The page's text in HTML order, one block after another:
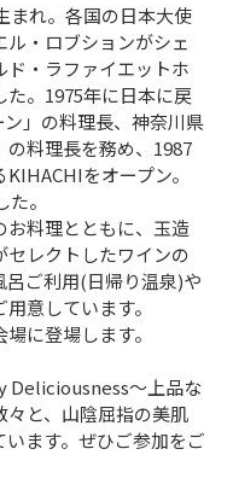
まれ。各国の日本大使
・ロブションがシェ
ド・ラファイエットホ
。1975年に日本に戻
」の料理長、神奈川県
料理長を務め、1987
をオープン。
。
お料理とともに、玉造
レクトしたワインの
ご利用(日帰り温泉)や
意しています。
に登場します。
Deliciousness～上品な
と、山陰屈指の美肌
ます。ぜひご参加をご